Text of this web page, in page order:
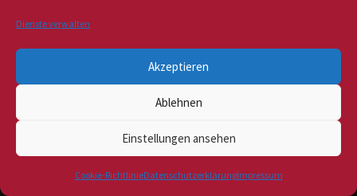
Dienste verwalten
Akzeptieren
Ablehnen
Einstellungen ansehen
Cookie-RichtlinieDatenschutzerklärungImpressum
BIOS Nr. AT-BIO-401